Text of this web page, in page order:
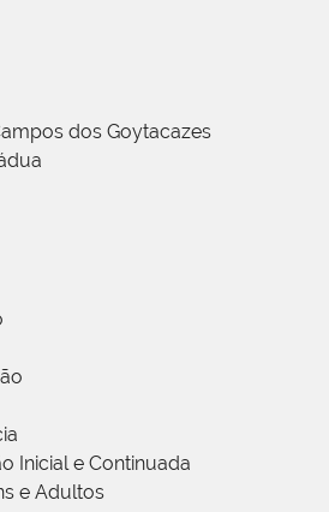
dos Goytacazes
Inicial e Continuada
e Adultos